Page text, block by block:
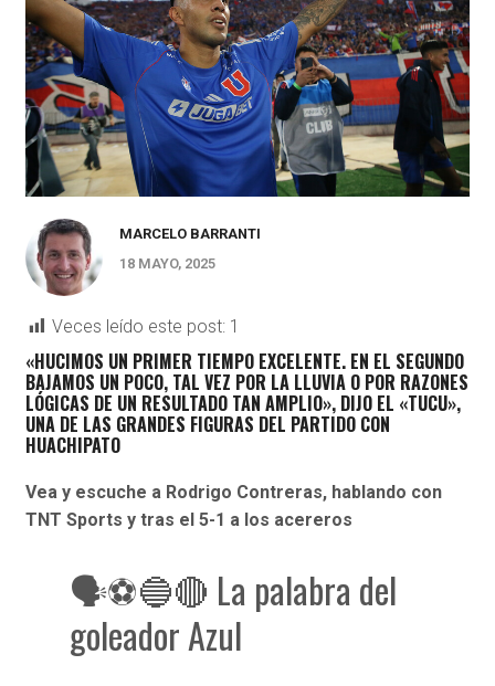
MARCELO BARRANTI
18 MAYO, 2025
Veces leído este post: 1
«HUCIMOS UN PRIMER TIEMPO EXCELENTE. EN EL SEGUNDO
BAJAMOS UN POCO, TAL VEZ POR LA LLUVIA O POR RAZONES
LÓGICAS DE UN RESULTADO TAN AMPLIO», DIJO EL «TUCU»,
UNA DE LAS GRANDES FIGURAS DEL PARTIDO CON
HUACHIPATO
Vea y escuche a Rodrigo Contreras, hablando con
TNT Sports y tras el 5-1 a los acereros
🗣⚽🔵🔴 La palabra del
goleador Azul